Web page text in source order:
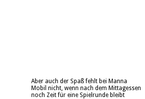
Aber auch der Spaß fehlt bei Manna
Mobil nicht, wenn nach dem Mittagessen
noch Zeit für eine Spielrunde bleibt